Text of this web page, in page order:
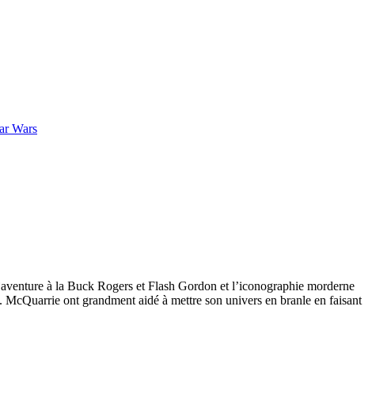
Wars
à la Buck Rogers et Flash Gordon et l’iconographie morderne
ont grandment aidé à mettre son univers en branle en faisant